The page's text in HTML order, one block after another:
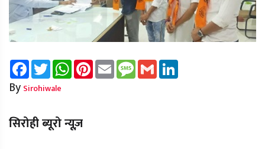
FacebookTwitterWhatsAppPinterest
Email Message
Gmail
By Sirohiwale
सिरोही ब्यूरो न्यूज़